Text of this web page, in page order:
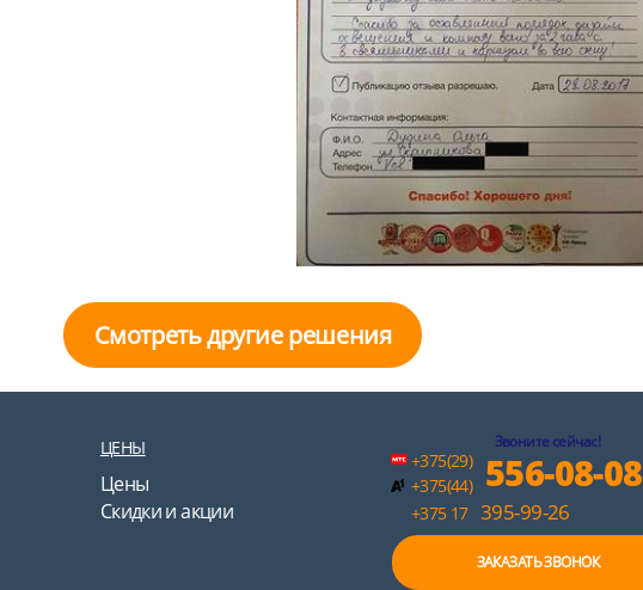
Смотреть другие решения
ЦЕНЫ
Цены
Скидки и акции
Звоните сейчас!
+375(29)
+375(44)
556-08-08
+375 17 395-99-26
ЗАКАЗАТЬ ЗВОНОК